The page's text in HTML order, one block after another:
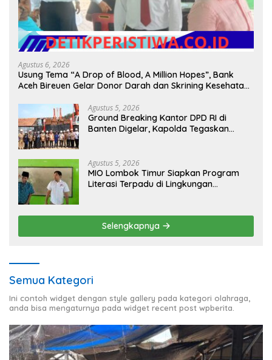
Agustus 6, 2026
Usung Tema “A Drop of Blood, A Million Hopes”, Bank
Aceh Bireuen Gelar Donor Darah dan Skrining Kesehatan
Agustus 5, 2026
Ground Breaking Kantor DPD RI di
Banten Digelar, Kapolda Tegaskan
Agustus 5, 2026
MIO Lombok Timur Siapkan Program
Literasi Terpadu di Lingkungan
Selengkapnya
Semua Kategori
Ini contoh widget dengan style gallery pada kategori olahraga,
anda bisa mengaturnya pada widget recent post wpberita.